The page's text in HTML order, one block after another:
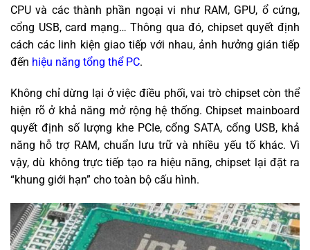
CPU và các thành phần ngoại vi như RAM, GPU, ổ cứng,
cổng USB, card mạng… Thông qua đó, chipset quyết định
cách các linh kiện giao tiếp với nhau, ảnh hưởng gián tiếp
đến hiệu năng tổng thể PC.
Không chỉ dừng lại ở việc điều phối, vai trò chipset còn thể
hiện rõ ở khả năng mở rộng hệ thống. Chipset mainboard
quyết định số lượng khe PCIe, cổng SATA, cổng USB, khả
năng hỗ trợ RAM, chuẩn lưu trữ và nhiều yếu tố khác. Vì
vậy, dù không trực tiếp tạo ra hiệu năng, chipset lại đặt ra
“khung giới hạn” cho toàn bộ cấu hình.